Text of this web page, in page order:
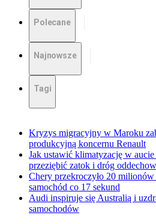
Polecane
Najnowsze
Tagi
Kryzys migracyjny w Maroku
produkcyjną koncernu Renault
Jak ustawić klimatyzację w aucie
przeziębić zatok i dróg
Chery przekroczyło 20
samochód co 17 sekund
Audi inspiruje się Australią i
samochodów